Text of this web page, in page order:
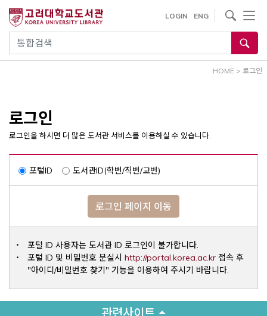
건
통합검색
LOGIN ENG
사이트내 검색
HOME > 로그인
로그인
로그인을 하시면 더 많은 도서관 서비스를 이용하실 수 있습니다.
포털ID 도서관ID(학번/직번/교번)
로그인 페이지 이동
포털 ID 사용자는 도서관 ID 로그인이 불가합니다.
포털 ID 및 비밀번호 분실시 http://portal.korea.ac.krOpens a
접속 후
"아이디/비밀번호 찾기" 기능을 이용하여 주시기 바랍니다.
관련사이트